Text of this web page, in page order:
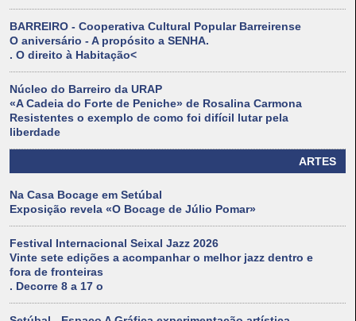
BARREIRO - Cooperativa Cultural Popular Barreirense
O aniversário - A propósito a SENHA.
. O direito à Habitação<
Núcleo do Barreiro da URAP
«A Cadeia do Forte de Peniche» de Rosalina Carmona
Resistentes o exemplo de como foi difícil lutar pela
liberdade
ARTES
Na Casa Bocage em Setúbal
Exposição revela «O Bocage de Júlio Pomar»
Festival Internacional Seixal Jazz 2026
Vinte sete edições a acompanhar o melhor jazz dentro e
fora de fronteiras
. Decorre 8 a 17 o